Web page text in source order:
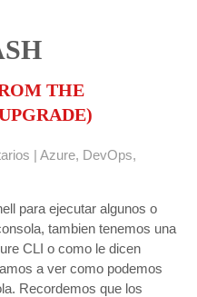
THE
| Azure, DevOps,
para ejecutar algunos o
tambien tenemos una
CLI o como le dicen
a ver como podemos
Recordemos que los